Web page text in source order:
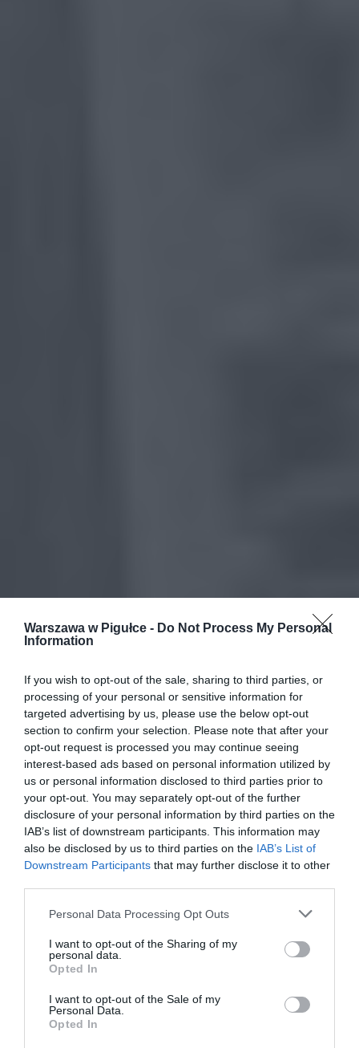
Warszawa w Pigułce - Do Not Process My Personal
Information
If you wish to opt-out of the sale, sharing to third parties, or
processing of your personal or sensitive information for
targeted advertising by us, please use the below opt-out
section to confirm your selection. Please note that after your
opt-out request is processed you may continue seeing
interest-based ads based on personal information utilized by
us or personal information disclosed to third parties prior to
your opt-out. You may separately opt-out of the further
disclosure of your personal information by third parties on the
IAB’s list of downstream participants. This information may
also be disclosed by us to third parties on the IAB’s List of
Downstream Participants that may further disclose it to other
Personal Data Processing Opt Outs
I want to opt-out of the Sharing of my
personal data.
Opted In
I want to opt-out of the Sale of my
Personal Data.
Opted In